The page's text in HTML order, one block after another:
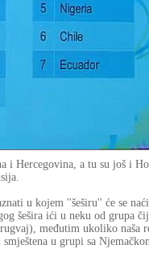
i Hercegovina, a tu su još i
u kojem ''šeširu'' će se
šešira ići u neku od grupa
međutim ukoliko naša
u grupi sa